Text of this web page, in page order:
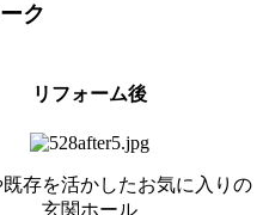
ク
リフォーム後
存を活かしたお気に入りの
玄関ホール